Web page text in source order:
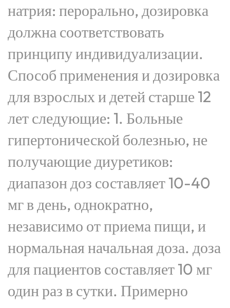
натрия: перорально, дозировка
должна соответствовать
принципу индивидуализации.
Способ применения и дозировка
для взрослых и детей старше 12
лет следующие: 1. Больные
гипертонической болезнью, не
получающие диуретиков:
диапазон доз составляет 10-40
мг в день, однократно,
независимо от приема пищи, и
нормальная начальная доза. доза
для пациентов составляет 10 мг
один раз в сутки. Примерно